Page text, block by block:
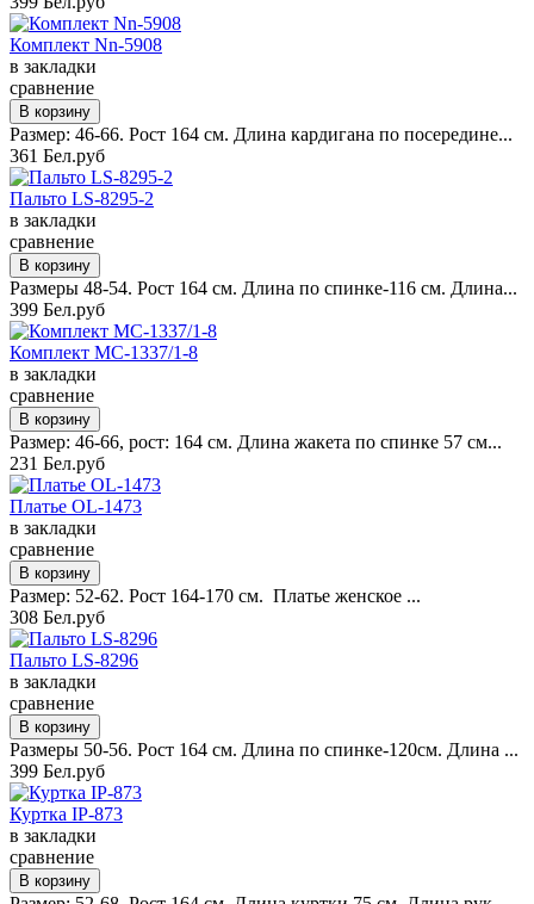
Комплект Nn-5908
в закладки
сравнение
Размер: 46-66. Рост 164 см. Длина кардигана по посередине...
361 Бел.руб
Пальто LS-8295-2
в закладки
сравнение
Размеры 48-54. Рост 164 см. Длина по спинке-116 см. Длина...
399 Бел.руб
Комплект MC-1337/1-8
в закладки
сравнение
Размер: 46-66, рост: 164 см. Длина жакета по спинке 57 см...
231 Бел.руб
Платье OL-1473
в закладки
сравнение
Размер: 52-62. Рост 164-170 см. Платье женское ...
308 Бел.руб
Пальто LS-8296
в закладки
сравнение
Размеры 50-56. Рост 164 см. Длина по спинке-120см. Длина ...
399 Бел.руб
Куртка IP-873
в закладки
сравнение